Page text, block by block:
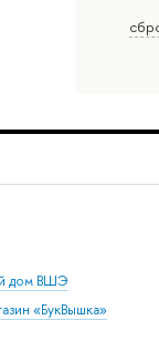
дом ВШЭ
«БукВышка»